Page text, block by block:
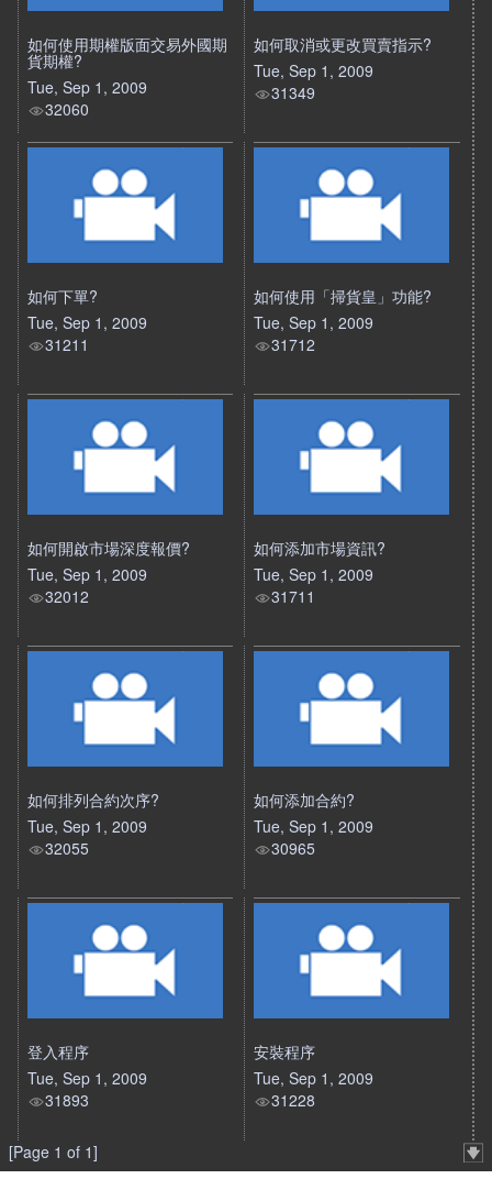
如何使用期權版面交易外國期
貨期權?
Tue, Sep 1, 2009
32060
如何取消或更改買賣指示?
Tue, Sep 1, 2009
31349
如何下單?
Tue, Sep 1, 2009
31211
如何使用「掃貨皇」功能?
Tue, Sep 1, 2009
31712
如何開啟市場深度報價?
Tue, Sep 1, 2009
32012
如何添加市場資訊?
Tue, Sep 1, 2009
31711
如何排列合約次序?
Tue, Sep 1, 2009
32055
如何添加合約?
Tue, Sep 1, 2009
30965
登入程序
Tue, Sep 1, 2009
31893
安裝程序
Tue, Sep 1, 2009
31228
[Page 1 of 1]